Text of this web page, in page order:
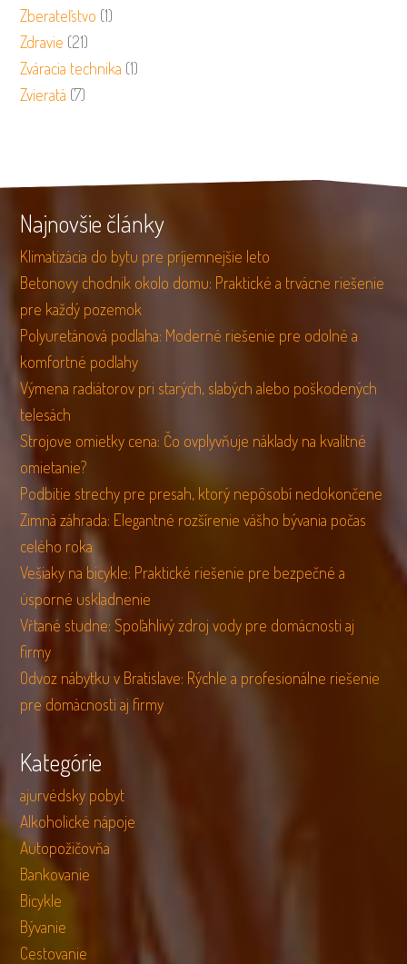
Zberateľstvo (1)
Zdravie (21)
Zváracia technika (1)
Zvieratá (7)
Najnovšie články
Klimatizácia do bytu pre príjemnejšie leto
Betonovy chodnik okolo domu: Praktické a trvácne riešenie
pre každý pozemok
Polyuretánová podlaha: Moderné riešenie pre odolné a
komfortné podlahy
Výmena radiátorov pri starých, slabých alebo poškodených
telesách
Strojove omietky cena: Čo ovplyvňuje náklady na kvalitné
omietanie?
Podbitie strechy pre presah, ktorý nepôsobí nedokončene
Zimná záhrada: Elegantné rozšírenie vášho bývania počas
celého roka
Vešiaky na bicykle: Praktické riešenie pre bezpečné a
úsporné uskladnenie
Vŕtané studne: Spoľahlivý zdroj vody pre domácnosti aj
firmy
Odvoz nábytku v Bratislave: Rýchle a profesionálne riešenie
pre domácnosti aj firmy
Kategórie
ajurvédsky pobyt
Alkoholické nápoje
Autopožičovňa
Bankovanie
Bicykle
Bývanie
Cestovanie